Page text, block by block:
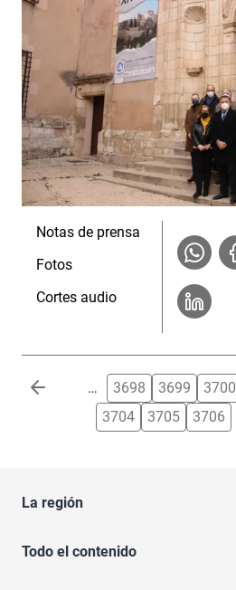
Notas de prensa
Fotos
Cortes audio
Paginación … 3698 3699 3700
3704
3705 3706
La región
Todo el contenido